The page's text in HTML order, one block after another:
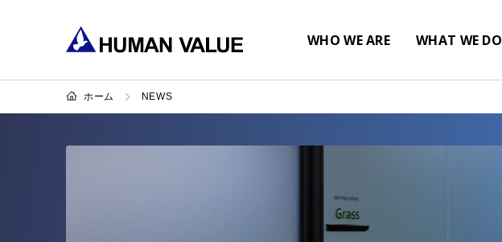
WHO WE ARE WHAT WE DO
ホーム NEWS